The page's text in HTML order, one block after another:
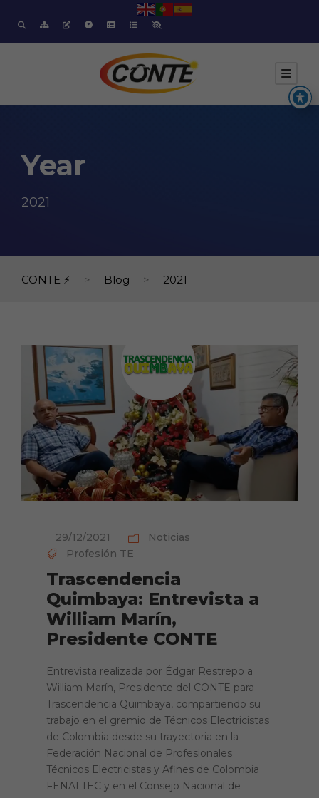
Year
2021
CONTE ⚡ > Blog > 2021
29/12/2021
Noticias
Profesión TE
Trascendencia
Quimbaya: Entrevista a
William Marín,
Presidente CONTE
Entrevista realizada por Édgar Restrepo a
William Marín, Presidente del CONTE para
Trascendencia Quimbaya, compartiendo su
trabajo en el gremio de Técnicos Electricistas
de Colombia desde su trayectoria en la
Federación Nacional de Profesionales
Técnicos Electricistas y Afines de Colombia
FENALTEC y en el Consejo Nacional de